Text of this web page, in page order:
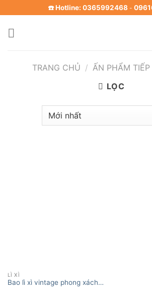
to
content
☎️ Hotline: 0365992468 -
TRANG CHỦ / ẤN PHẨM TIẾP
LỌC
LÌ XÌ
Bao lì xì vintage phong xách